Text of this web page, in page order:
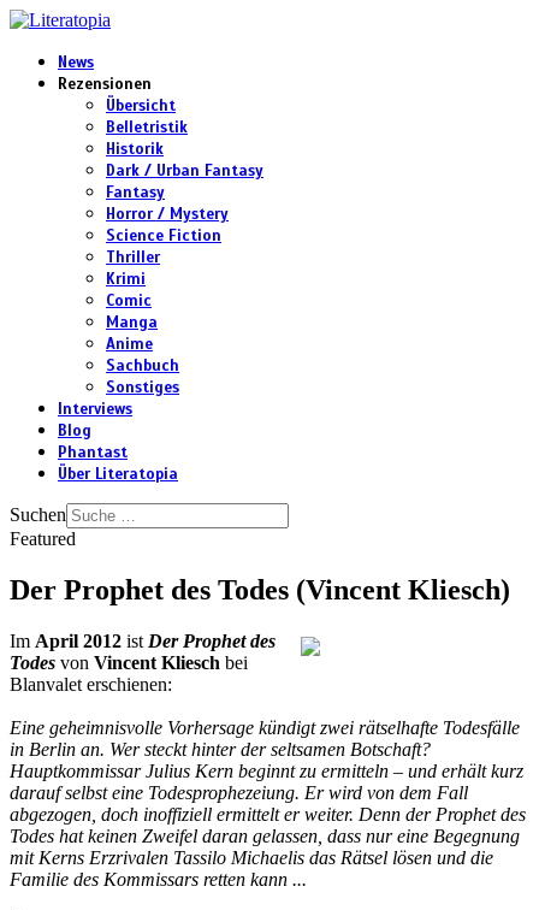
News
Rezensionen
Übersicht
Belletristik
Historik
Dark / Urban Fantasy
Fantasy
Horror / Mystery
Science Fiction
Thriller
Krimi
Comic
Manga
Anime
Sachbuch
Sonstiges
Interviews
Blog
Phantast
Über Literatopia
Suchen
Featured
Der Prophet des Todes (Vincent Kliesch)
Im April 2012 ist Der Prophet des
Todes von Vincent Kliesch bei
Blanvalet erschienen:
Eine geheimnisvolle Vorhersage kündigt zwei rätselhafte Todesfälle
in Berlin an. Wer steckt hinter der seltsamen Botschaft?
Hauptkommissar Julius Kern beginnt zu ermitteln – und erhält kurz
darauf selbst eine Todesprophezeiung. Er wird von dem Fall
abgezogen, doch inoffiziell ermittelt er weiter. Denn der Prophet des
Todes hat keinen Zweifel daran gelassen, dass nur eine Begegnung
mit Kerns Erzrivalen Tassilo Michaelis das Rätsel lösen und die
Familie des Kommissars retten kann ...